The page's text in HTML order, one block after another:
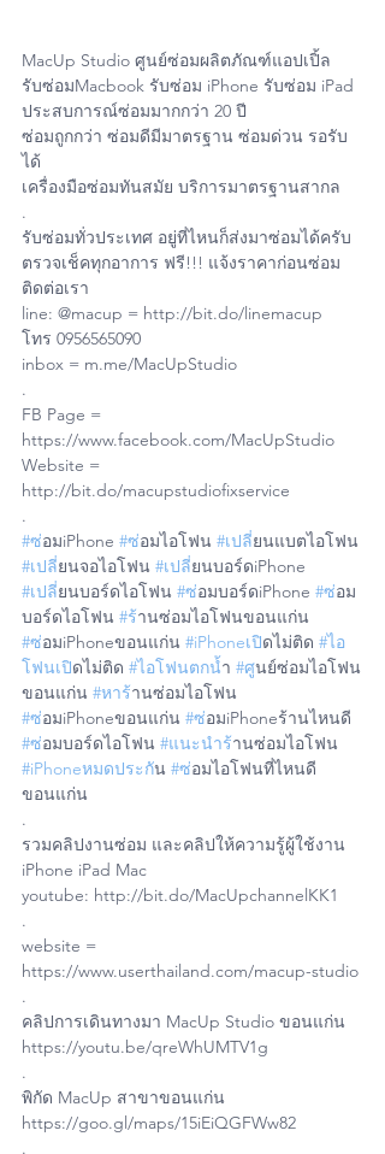
MacUp Studio ศูนย์ซ่อมผลิตภัณฑ์แอปเปิ้ล
รับซ่อมMacbook รับซ่อม iPhone รับซ่อม iPad
ประสบการณ์ซ่อมมากกว่า 20 ปี
ซ่อมถูกกว่า ซ่อมดีมีมาตรฐาน ซ่อมด่วน รอรับ
ได้
เครื่องมือซ่อมทันสมัย บริการมาตรฐานสากล
.
รับซ่อมทั่วประเทศ อยู่ที่ไหนก็ส่งมาซ่อมได้ครับ
ตรวจเช็คทุกอาการ ฟรี!!! แจ้งราคาก่อนซ่อม
ติดต่อเรา
line: @macup = http://bit.do/linemacup
โทร 0956565090
inbox = m.me/MacUpStudio
.
FB Page =
https://www.facebook.com/MacUpStudio
Website =
http://bit.do/macupstudiofixservice
.
#ซ่อมiPhone #ซ่อมไอโฟน #เปลี่ยนแบตไอโฟน
#เปลี่ยนจอไอโฟน #เปลี่ยนบอร์ดiPhone
#เปลี่ยนบอร์ดไอโฟน #ซ่อมบอร์ดiPhone #ซ่อม
บอร์ดไอโฟน #ร้านซ่อมไอโฟนขอนแก่น
#ซ่อมiPhoneขอนแก่น #iPhoneเปิดไม่ติด #ไอ
โฟนเปิดไม่ติด #ไอโฟนตกนํ้า #ศูนย์ซ่อมไอโฟน
ขอนแก่น #หาร้านซ่อมไอโฟน
#ซ่อมiPhoneขอนแก่น #ซ่อมiPhoneร้านไหนดี
#ซ่อมบอร์ดไอโฟน #แนะนำร้านซ่อมไอโฟน
#iPhoneหมดประกัน #ซ่อมไอโฟนที่ไหนดี
ขอนแก่น
.
รวมคลิปงานซ่อม และคลิปให้ความรู้ผู้ใช้งาน
iPhone iPad Mac
youtube: http://bit.do/MacUpchannelKK1
.
website =
https://www.userthailand.com/macup-studio
.
คลิปการเดินทางมา MacUp Studio ขอนแก่น
https://youtu.be/qreWhUMTV1g
.
พิกัด MacUp สาขาขอนแก่น
https://goo.gl/maps/15iEiQGFWw82
.